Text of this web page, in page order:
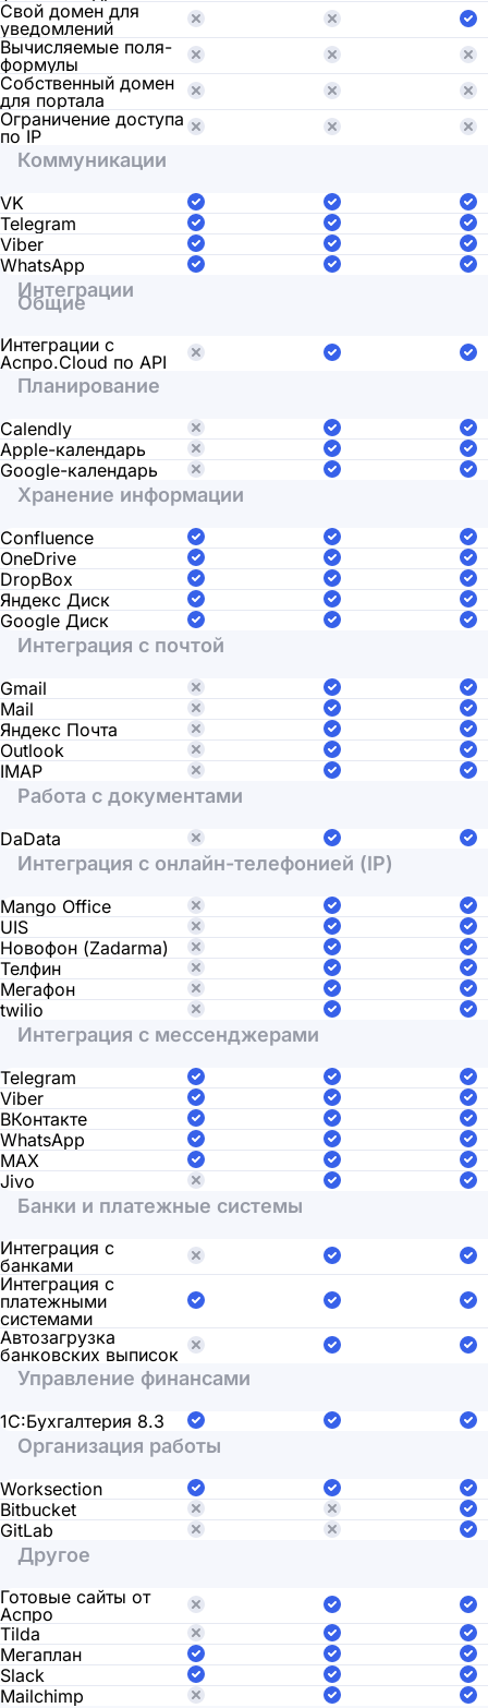
Свой домен для
уведомлений
Вычисляемые поля-
формулы
Собственный домен
для портала
Ограничение доступа
по IP
Коммуникации
VK
Telegram
Viber
WhatsApp
Интеграции
Общие
Интеграции с
Аспро.Cloud по API
Планирование
Calendly
Apple-календарь
Google-календарь
Хранение информации
Confluence
OneDrive
DropBox
Яндекс Диск
Google Диск
Интеграция с почтой
Gmail
Mail
Яндекс Почта
Outlook
IMAP
Работа с документами
DaData
Интеграция с онлайн-телефонией (IP)
Mango Office
UIS
Новофон (Zadarma)
Телфин
Мегафон
twilio
Интеграция с мессенджерами
Telegram
Viber
ВКонтакте
WhatsApp
MAX
Jivo
Банки и платежные системы
Интеграция с
банками
Интеграция с
платежными
системами
Автозагрузка
банковских выписок
Управление финансами
1С:Бухгалтерия 8.3
Организация работы
Worksection
Bitbucket
GitLab
Другое
Готовые сайты от
Аспро
Tilda
Мегаплан
Slack
Mailchimp